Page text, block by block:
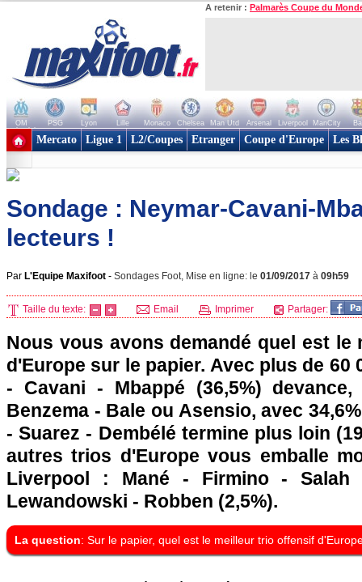
A retenir : Palmarès Coupe du
OM PSG Lyon Lille Monaco Chelsea Man Utd Arsenal Liverpool ManCity
+ de clubs
Mercato Ligue 1 L2/Coupes Etranger Coupe d'Europe Les
Sondage : Neymar-Cavani-
lecteurs !
Par L'Equipe Maxifoot - Sondages Foot, Mise en ligne: le 01/09/2017 à 09h59
Taille du texte: Email Imprimer Partager:
Nous vous avons demandé quel est
d'Europe sur le papier. Avec plus de 60
- Cavani - Mbappé (36,5%)
Benzema - Bale ou Asensio, avec
- Suarez - Dembélé termine plus loin
autres trios d'Europe vous emballe
Liverpool : Mané - Firmino - Salah
Lewandowski - Robben (2,5%).
La question: Sur le papier, quel est le meilleur trio offensif